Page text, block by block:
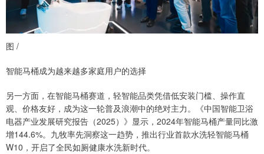
图 /
智能马桶成为越来越多家庭用户的选择
另一方面，在智能马桶赛道，轻智能品类凭借低安装门槛、操作直
观、价格友好，成为这一轮普及浪潮中的绝对主力。《中国智能卫浴
电器产业发展研究报告（2025）》显示，2024年智能马桶产量同比激
增144.6%。九牧率先洞察这一趋势，推出行业首款水洗轻智能马桶
W10，开启了全民如厕健康水洗新时代。